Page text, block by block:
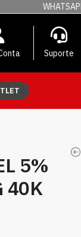
Suporte
5%
40K